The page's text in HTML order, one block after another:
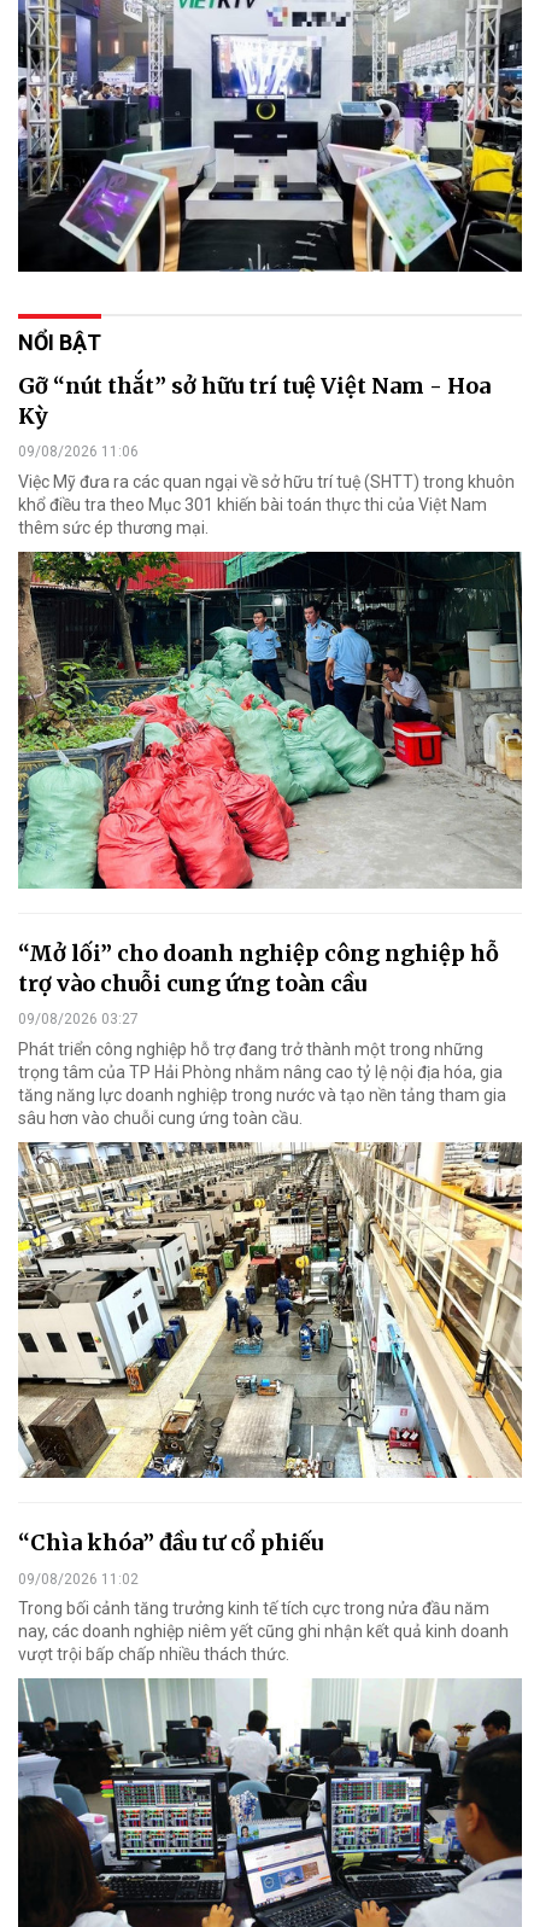
NỔI BẬT
Gỡ “nút thắt” sở hữu trí tuệ Việt Nam - Hoa
Kỳ
09/08/2026 11:06
Việc Mỹ đưa ra các quan ngại về sở hữu trí tuệ (SHTT) trong khuôn
khổ điều tra theo Mục 301 khiến bài toán thực thi của Việt Nam
thêm sức ép thương mại.
“Mở lối” cho doanh nghiệp công nghiệp hỗ
trợ vào chuỗi cung ứng toàn cầu
09/08/2026 03:27
Phát triển công nghiệp hỗ trợ đang trở thành một trong những
trọng tâm của TP Hải Phòng nhằm nâng cao tỷ lệ nội địa hóa, gia
tăng năng lực doanh nghiệp trong nước và tạo nền tảng tham gia
sâu hơn vào chuỗi cung ứng toàn cầu.
“Chìa khóa” đầu tư cổ phiếu
09/08/2026 11:02
Trong bối cảnh tăng trưởng kinh tế tích cực trong nửa đầu năm
nay, các doanh nghiệp niêm yết cũng ghi nhận kết quả kinh doanh
vượt trội bấp chấp nhiều thách thức.